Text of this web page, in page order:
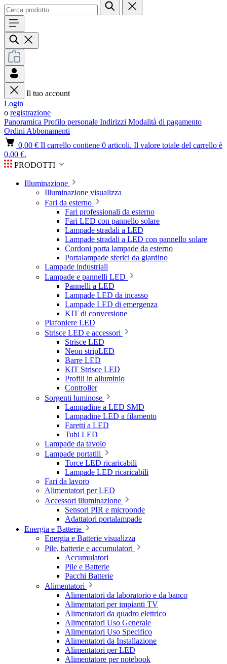
Il tuo account
Login
o registrazione
Panoramica Profilo personale Indirizzi Modalità di pagamento
Ordini Abbonamenti
0,00 € Il carrello contiene 0 articoli. Il valore totale del carrello è
0,00 €.
PRODOTTI
Illuminazione
Illuminazione visualizza
Fari da esterno
Fari professionali da esterno
Fari LED con pannello solare
Lampade stradali a LED
Lampade stradali a LED con pannello solare
Cordoni porta lampade da esterno
Portalampade sferici da giardino
Lampade industriali
Lampade e pannelli LED
Pannelli a LED
Lampade LED da incasso
Lampade LED di emergenza
KIT di conversione
Plafoniere LED
Strisce LED e accessori
Strisce LED
Neon stripLED
Barre LED
KIT Strisce LED
Profili in alluminio
Controller
Sorgenti luminose
Lampadine a LED SMD
Lampadine LED a filamento
Faretti a LED
Tubi LED
Lampade da tavolo
Lampade portatili
Torce LED ricaricabili
Lampade LED ricaricabili
Fari da lavoro
Alimentatori per LED
Accessori illuminazione
Sensori PIR e microonde
Adattatori portalampade
Energia e Batterie
Energia e Batterie visualizza
Pile, batterie e accumulatori
Accumulatori
Pile e Batterie
Pacchi Batterie
Alimentatori
Alimentatori da laboratorio e da banco
Alimentatori per impianti TV
Alimentatori da quadro elettrico
Alimentatori Uso Generale
Alimentatori Uso Specifico
Alimentatori da Installazione
Alimentatori per LED
Alimentatore per notebook